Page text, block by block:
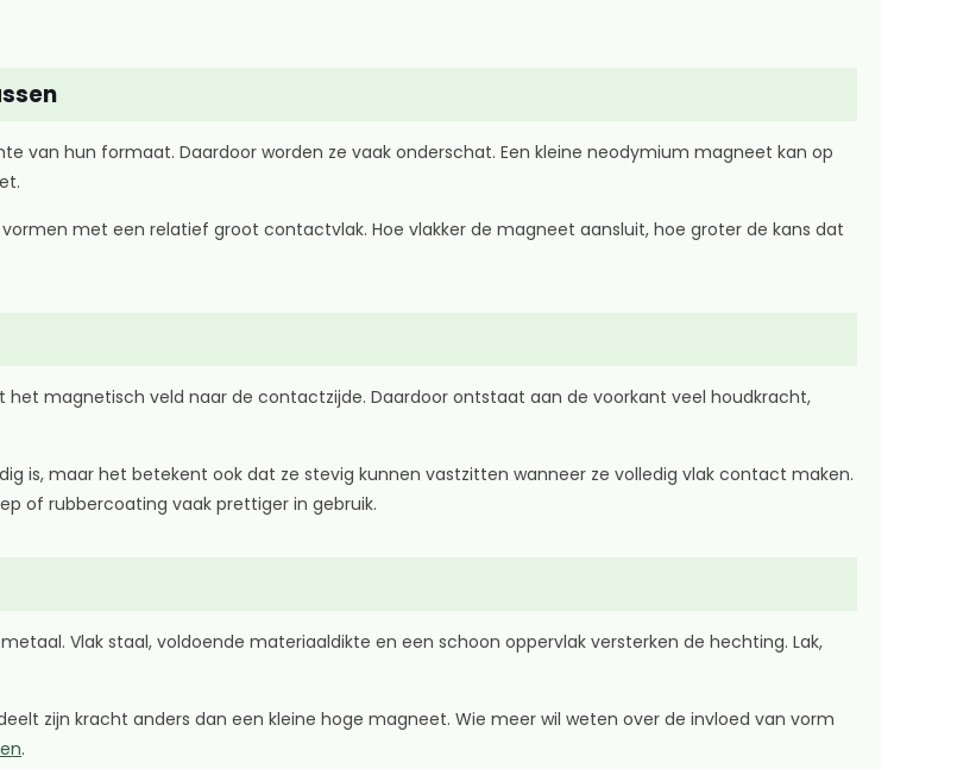
van hun formaat. Daardoor worden ze vaak onderschat. Een kleine neodymium magneet kan op
met een relatief groot contactvlak. Hoe vlakker de magneet aansluit, hoe groter de kans dat
magnetisch veld naar de contactzijde. Daardoor ontstaat aan de voorkant veel houdkracht,
is, maar het betekent ook dat ze stevig kunnen vastzitten wanneer ze volledig vlak contact maken.
of rubbercoating vaak prettiger in gebruik.
Vlak staal, voldoende materiaaldikte en een schoon oppervlak versterken de hechting. Lak,
zijn kracht anders dan een kleine hoge magneet. Wie meer wil weten over de invloed van vorm
.